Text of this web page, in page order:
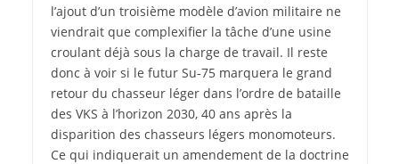
l’ajout d’un troisième modèle d’avion militaire ne
viendrait que complexifier la tâche d’une usine
croulant déjà sous la charge de travail. Il reste
donc à voir si le futur Su‑75 marquera le grand
retour du chasseur léger dans l’ordre de bataille
des VKS à l’horizon 2030, 40 ans après la
disparition des chasseurs légers monomoteurs.
Ce qui indiquerait un amendement de la doctrine